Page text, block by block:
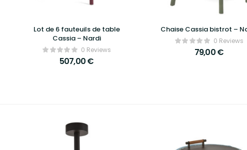
Lot de 6 fauteuils de table
Cassia – Nardi
0 Reviews
507,00€
Chaise Cassia bistrot –
0 Reviews
79,00€